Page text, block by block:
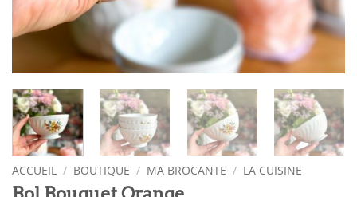
ACCUEIL / BOUTIQUE / MA BROCANTE / LA CUISINE